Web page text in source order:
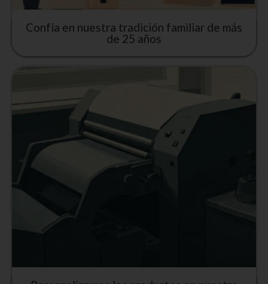
Confía en nuestra tradición familiar de más
de 25 años